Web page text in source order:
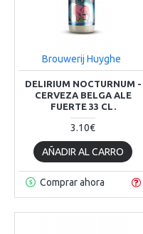
Brouwerij Huyghe
DELIRIUM NOCTURNUM -
CERVEZA BELGA ALE
FUERTE 33 CL.
3.10€
AÑADIR AL CARRO
Comprar ahora